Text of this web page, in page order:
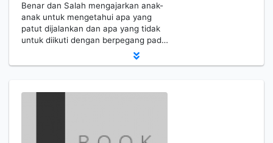
Benar dan Salah mengajarkan anak-
anak untuk mengetahui apa yang
patut dijalankan dan apa yang tidak
untuk diikuti dengan berpegang pad…